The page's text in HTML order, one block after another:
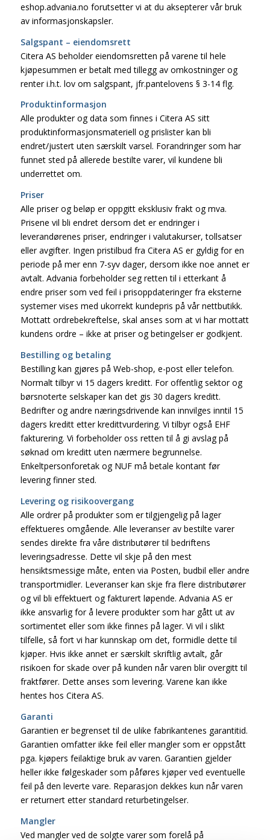
eshop.advania.no forutsetter vi at du aksepterer vår bruk
av informasjonskapsler.
Salgspant – eiendomsrett
Citera AS beholder eiendomsretten på varene til hele
kjøpesummen er betalt med tillegg av omkostninger og
renter i.h.t. lov om salgspant, jfr.pantelovens § 3-14 flg.
Produktinformasjon
Alle produkter og data som finnes i Citera AS sitt
produktinformasjonsmateriell og prislister kan bli
endret/justert uten særskilt varsel. Forandringer som har
funnet sted på allerede bestilte varer, vil kundene bli
underrettet om.
Priser
Alle priser og beløp er oppgitt eksklusiv frakt og mva.
Prisene vil bli endret dersom det er endringer i
leverandørenes priser, endringer i valutakurser, tollsatser
eller avgifter. Ingen pristilbud fra Citera AS er gyldig for en
periode på mer enn 7-syv dager, dersom ikke noe annet er
avtalt. Advania forbeholder seg retten til i etterkant å
endre priser som ved feil i prisoppdateringer fra eksterne
systemer vises med ukorrekt kundepris på vår nettbutikk.
Mottatt ordrebekreftelse, skal anses som at vi har mottatt
kundens ordre – ikke at priser og betingelser er godkjent.
Bestilling og betaling
Bestilling kan gjøres på Web-shop, e-post eller telefon.
Normalt tilbyr vi 15 dagers kreditt. For offentlig sektor og
børsnoterte selskaper kan det gis 30 dagers kreditt.
Bedrifter og andre næringsdrivende kan innvilges inntil 15
dagers kreditt etter kredittvurdering. Vi tilbyr også EHF
fakturering. Vi forbeholder oss retten til å gi avslag på
søknad om kreditt uten nærmere begrunnelse.
Enkeltpersonforetak og NUF må betale kontant før
levering finner sted.
Levering og risikoovergang
Alle ordrer på produkter som er tilgjengelig på lager
effektueres omgående. Alle leveranser av bestilte varer
sendes direkte fra våre distributører til bedriftens
leveringsadresse. Dette vil skje på den mest
hensiktsmessige måte, enten via Posten, budbil eller andre
transportmidler. Leveranser kan skje fra flere distributører
og vil bli effektuert og fakturert løpende. Advania AS er
ikke ansvarlig for å levere produkter som har gått ut av
sortimentet eller som ikke finnes på lager. Vi vil i slikt
tilfelle, så fort vi har kunnskap om det, formidle dette til
kjøper. Hvis ikke annet er særskilt skriftlig avtalt, går
risikoen for skade over på kunden når varen blir overgitt til
fraktfører. Dette anses som levering. Varene kan ikke
hentes hos Citera AS.
Garanti
Garantien er begrenset til de ulike fabrikantenes garantitid.
Garantien omfatter ikke feil eller mangler som er oppstått
pga. kjøpers feilaktige bruk av varen. Garantien gjelder
heller ikke følgeskader som påføres kjøper ved eventuelle
feil på den leverte vare. Reparasjon dekkes kun når varen
er returnert etter standard returbetingelser.
Mangler
Ved mangler ved de solgte varer som forelå på